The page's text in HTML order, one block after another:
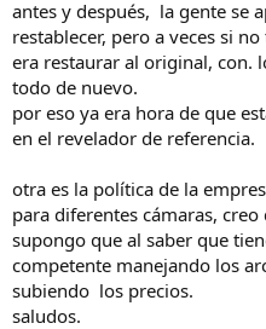
una autentica injusticia.
Por cierto, llevo tiempo
unirse tres personas para
estaria dispuesto.
Saludos.
acaban de lanzar. 20.1
antes y después, la gente se
restablecer, pero a veces si
era restaurar al original, con.
todo de nuevo.
por eso ya era hora de que
en el revelador de referencia.
otra es la política de la
para diferentes cámaras,
supongo que al saber que
competente manejando los
subiendo los precios.
saludos.